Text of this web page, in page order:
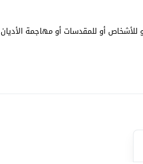
للأشخاص أو للمقدسات أو مهاجمة